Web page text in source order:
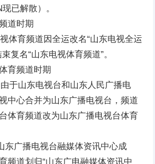
已解散）。
道时期
体育频道因全运改名“山东电视全运
复名“山东电视体育频道”。
育频道时期
于山东电视台和山东人民广播电
中心合并为山东广播电视台，频道
体育频道改为山东广播电视台体育
东广播电视台融媒体资讯中心成
频道划归“山东广电融媒体资讯中